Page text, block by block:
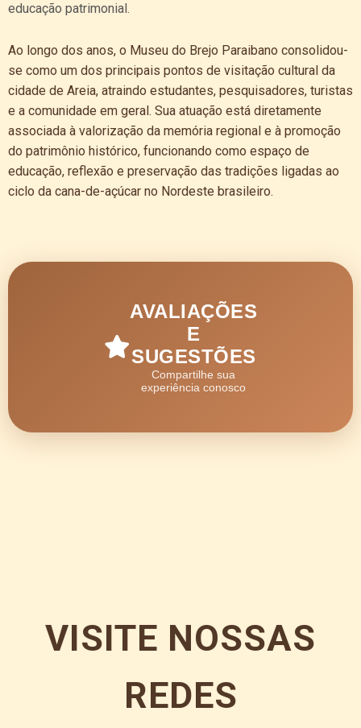
educação patrimonial.
Ao longo dos anos, o Museu do Brejo Paraibano consolidou-
se como um dos principais pontos de visitação cultural da
cidade de Areia, atraindo estudantes, pesquisadores, turistas
e a comunidade em geral. Sua atuação está diretamente
associada à valorização da memória regional e à promoção
do patrimônio histórico, funcionando como espaço de
educação, reflexão e preservação das tradições ligadas ao
ciclo da cana-de-açúcar no Nordeste brasileiro.
AVALIAÇÕES
E
SUGESTÕES
Compartilhe sua
experiência conosco
VISITE NOSSAS
REDES